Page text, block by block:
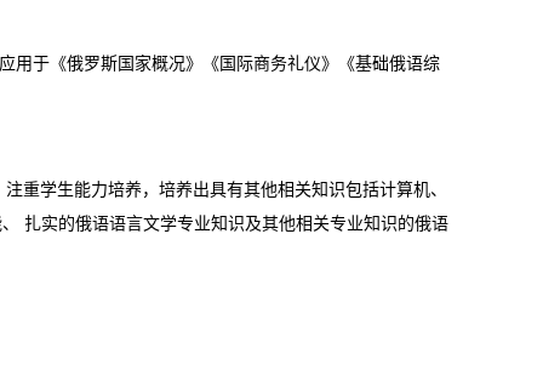
用于《俄罗斯国家概况》《国际商务礼仪》《基础俄语综
重学生能力培养，培养出具有其他相关知识包括计算机、
扎实的俄语语言文学专业知识及其他相关专业知识的俄语